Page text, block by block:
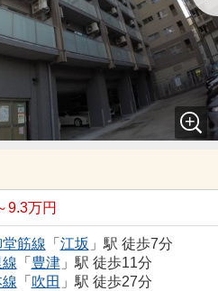
9.3万円
筋線 「 江坂 」駅 徒歩7分
「 豊津」駅 徒歩11分
「 吹田 」駅 徒歩27分